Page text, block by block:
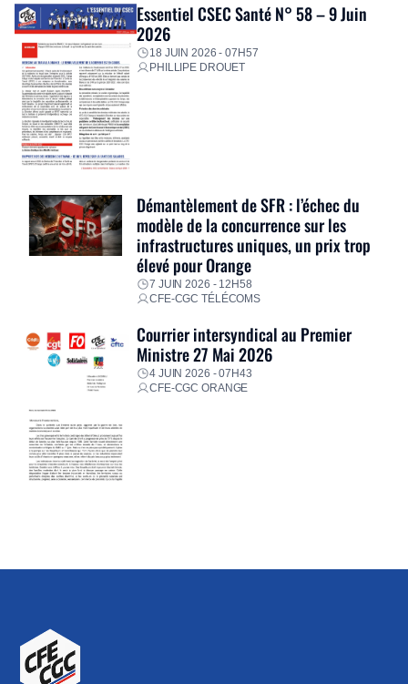
Essentiel CSEC Santé N° 58 – 9 Juin
2026
18 JUIN 2026 - 07H57
PHILLIPE DROUET
Démantèlement de SFR : l’échec du
modèle de la concurrence sur les
infrastructures uniques, un prix trop
élevé pour Orange
7 JUIN 2026 - 12H58
CFE-CGC TÉLÉCOMS
Courrier intersyndical au Premier
Ministre 27 Mai 2026
4 JUIN 2026 - 07H43
CFE-CGC ORANGE